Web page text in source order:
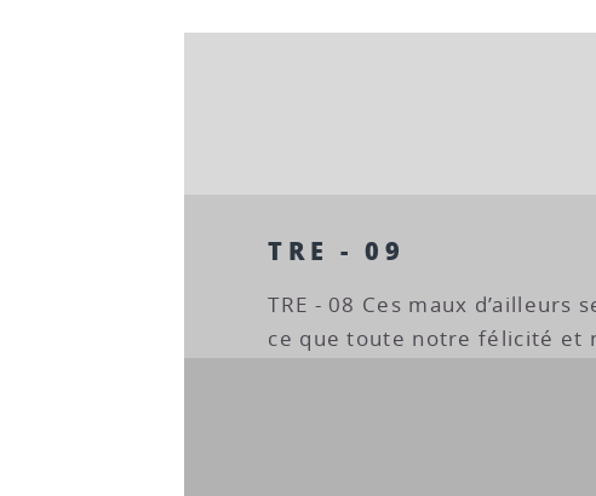
TRE - 09
TRE - 08 Ces maux d’ailleurs
ce que toute notre félicité et